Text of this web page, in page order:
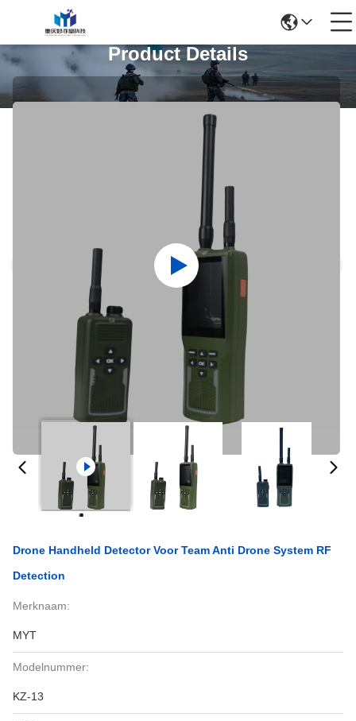
Product Details
Drone Handheld Detector Voor Team Anti Drone System RF
Detection
Merknaam:
MYT
Modelnummer:
KZ-13